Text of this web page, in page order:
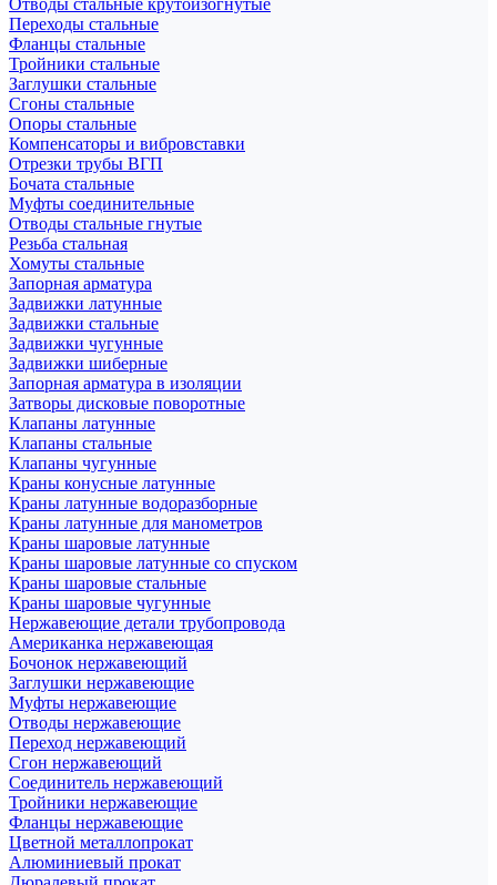
Отводы стальные крутоизогнутые
Переходы стальные
Фланцы стальные
Тройники стальные
Заглушки стальные
Сгоны стальные
Опоры стальные
Компенсаторы и вибровставки
Отрезки трубы ВГП
Бочата стальные
Муфты соединительные
Отводы стальные гнутые
Резьба стальная
Хомуты стальные
Запорная арматура
Задвижки латунные
Задвижки стальные
Задвижки чугунные
Задвижки шиберные
Запорная арматура в изоляции
Затворы дисковые поворотные
Клапаны латунные
Клапаны стальные
Клапаны чугунные
Краны конусные латунные
Краны латунные водоразборные
Краны латунные для манометров
Краны шаровые латунные
Краны шаровые латунные со спуском
Краны шаровые стальные
Краны шаровые чугунные
Нержавеющие детали трубопровода
Американка нержавеющая
Бочонок нержавеющий
Заглушки нержавеющие
Муфты нержавеющие
Отводы нержавеющие
Переход нержавеющий
Сгон нержавеющий
Соединитель нержавеющий
Тройники нержавеющие
Фланцы нержавеющие
Цветной металлопрокат
Алюминиевый прокат